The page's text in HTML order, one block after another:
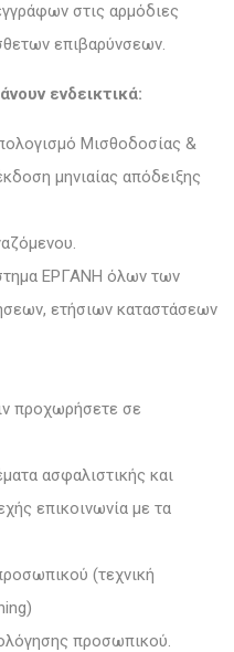
στις αρμόδιες
επιβαρύνσεων.
ενδεικτικά:
Μισθοδοσίας &
μηνιαίας απόδειξης
ΕΡΓΑΝΗ όλων των
ετήσιων καταστάσεων
προχωρήσετε σε
ασφαλιστικής και
επικοινωνία με τα
(τεχνική
προσωπικού.